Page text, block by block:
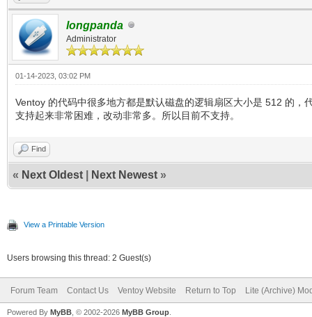
longpanda
Administrator
01-14-2023, 03:02 PM
Ventoy 的代码中很多地方都是默认磁盘的逻辑扇区大小是 512 的，
支持起来非常困难，改动非常多。所以目前不支持。
Find
« Next Oldest Next Newest »
View a Printable Version
Users browsing this thread: 2 Guest(s)
Forum Team Contact Us Ventoy Website Return to Top Lite (Archive)
Powered By MyBB , © 2002-2026 MyBB Group